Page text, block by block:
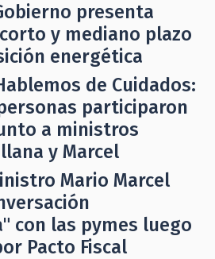
presenta
y mediano plazo
energética
de Cuidados:
participaron
a ministros
y Marcel
Mario Marcel
con las pymes luego
Pacto Fiscal